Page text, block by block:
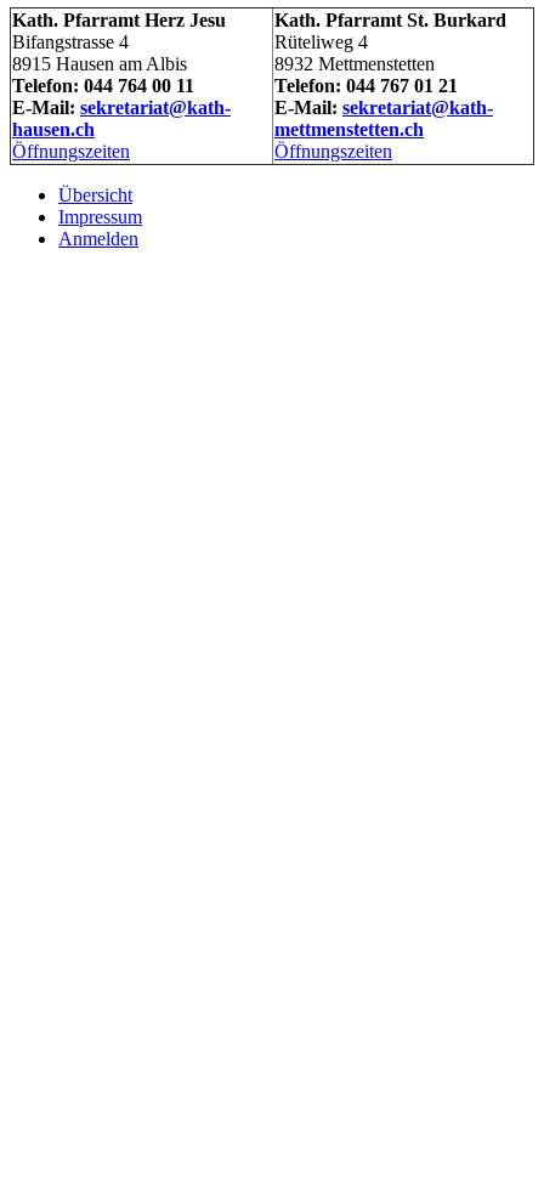
Kath. Pfarramt Herz Jesu
Bifangstrasse 4
8915 Hausen am Albis
Telefon: 044 764 00 11
E-Mail: sekretariat@kath-
hausen.ch
Öffnungszeiten
Kath. Pfarramt St. Burkard
Rüteliweg 4
8932 Mettmenstetten
Telefon: 044 767 01 21
E-Mail: sekretariat@kath-
mettmenstetten.ch
Öffnungszeiten
Übersicht
Impressum
Anmelden